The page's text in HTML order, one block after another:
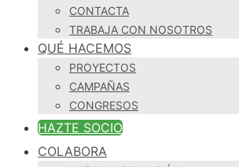
CONTACTA
TRABAJA CON NOSOTROS
QUÉ HACEMOS
PROYECTOS
CAMPAÑAS
CONGRESOS
HAZTE SOCIO
COLABORA